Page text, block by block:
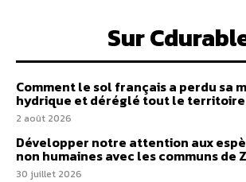
Sur
Comment le sol français a perdu sa
hydrique et déréglé tout le
2 août 2026
Développer notre attention aux
non humaines avec les communs de
30 juillet 2026